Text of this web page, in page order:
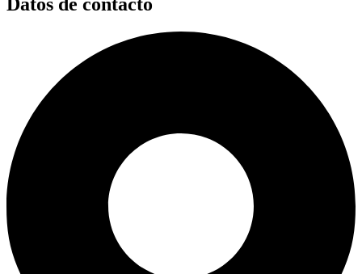
Datos de contacto